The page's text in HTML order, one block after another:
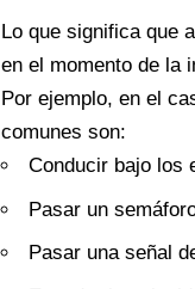
Lo que significa que
en el momento de la
Por ejemplo, en el
comunes son:
Conducir bajo los
Pasar un
Pasar una señal